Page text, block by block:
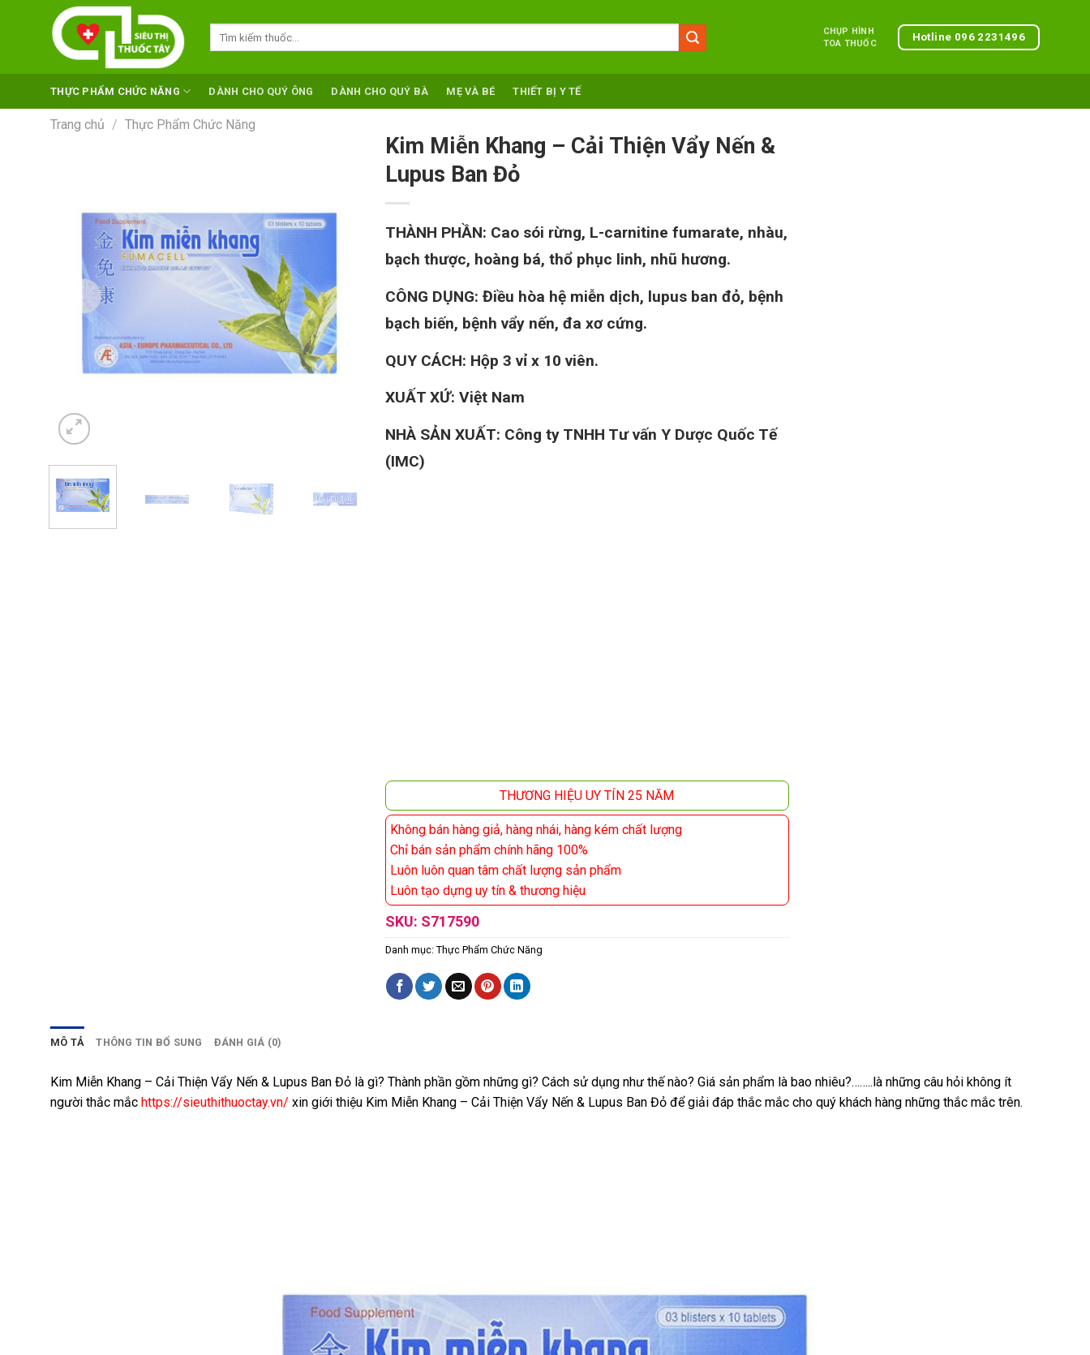
CHỤP HÌNH
TOA THUỐC
Hotline 096 2231496
THỰC PHẨM CHỨC NĂNG DÀNH CHO QUÝ ÔNG DÀNH CHO QUÝ BÀ MẸ VÀ BÉ THIẾT BỊ Y TẾ
Trang chủ / Thực Phẩm Chức Năng
Kim Miễn Khang – Cải Thiện Vẩy Nến &
Lupus Ban Đỏ
THÀNH PHẦN: Cao sói rừng, L-carnitine fumarate, nhàu,
bạch thược, hoàng bá, thổ phục linh, nhũ hương.
CÔNG DỤNG: Điều hòa hệ miễn dịch, lupus ban đỏ, bệnh
bạch biến, bệnh vẩy nến, đa xơ cứng.
QUY CÁCH: Hộp 3 vỉ x 10 viên.
XUẤT XỨ: Việt Nam
NHÀ SẢN XUẤT: Công ty TNHH Tư vấn Y Dược Quốc Tế
(IMC)
THƯƠNG HIỆU UY TÍN 25 NĂM
Không bán hàng giả, hàng nhái, hàng kém chất lượng
Chỉ bán sản phẩm chính hãng 100%
Luôn luôn quan tâm chất lượng sản phẩm
Luôn tạo dựng uy tín & thương hiệu
SKU: S717590
Danh mục: Thực Phẩm Chức Năng
MÔ TẢ THÔNG TIN BỔ SUNG ĐÁNH GIÁ (0)
Kim Miễn Khang – Cải Thiện Vẩy Nến & Lupus Ban Đỏ là gì? Thành phần gồm những gì? Cách sử dụng như thế nào? Giá sản phẩm là bao nhiêu?……..là những câu hỏi không ít
người thắc mắc https://sieuthithuoctay.vn/ xin giới thiệu Kim Miễn Khang – Cải Thiện Vẩy Nến & Lupus Ban Đỏ để giải đáp thắc mắc cho quý khách hàng những thắc mắc trên.